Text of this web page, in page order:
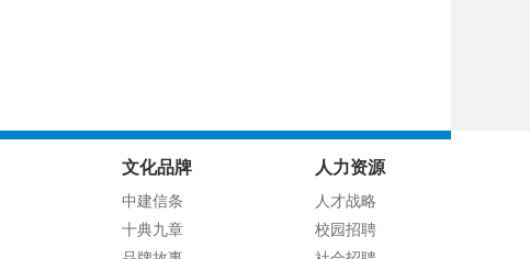
文化品牌
中建信条
十典九章
人力资源
人才战略
校园招聘